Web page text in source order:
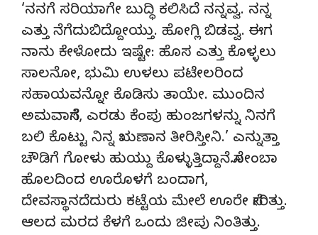
‘ನನಗೆ ಸರಿಯಾಗೇ ಬುದ್ಧಿ ಕಲಿಸಿದೆ ನನ್ನವ್ವ. ನನ್ನ
ಎತ್ತು ನೆಗೆದುಬಿದ್ದೋಯ್ತು. ಹೋಗ್ಲಿ ಬಿಡವ್ವ. ಈಗ
ನಾನು ಕೇಳೋದು ಇಷ್ಟೇ: ಹೊಸ ಎತ್ತು ಕೊಳ್ಳಲು
ಸಾಲನೋ, ಭುಮಿ ಉಳಲು ಪಟೇಲರಿಂದ
ಸಹಾಯವನ್ನೋ ಕೊಡಿಸು ತಾಯೇ. ಮುಂದಿನ
ಅಮವಾಸೆಗೆ, ಎರಡು ಕೆಂಪು ಹುಂಜಗಳನ್ನು ನಿನಗೆ
ಬಲಿ ಕೊಟ್ಟು ನಿನ್ನ ಋಣಾನ ತೀರಿಸ್ತೀನಿ.’ ಎನ್ನುತ್ತಾ
ಚೌಡಿಗೆ ಗೋಳು ಹುಯ್ದು ಕೊಳ್ಳುತ್ತಿದ್ದಾನೆ.ಸೋಂಬಾ
ಹೊಲದಿಂದ ಊರೊಳಗೆ ಬಂದಾಗ,
ದೇವಸ್ಥಾನದೆದುರು ಕಟ್ಟೆಯ ಮೇಲೆ ಊರೇ ಸೇರಿತ್ತು.
ಆಲದ ಮರದ ಕೆಳಗೆ ಒಂದು ಜೀಪು ನಿಂತಿತ್ತು.